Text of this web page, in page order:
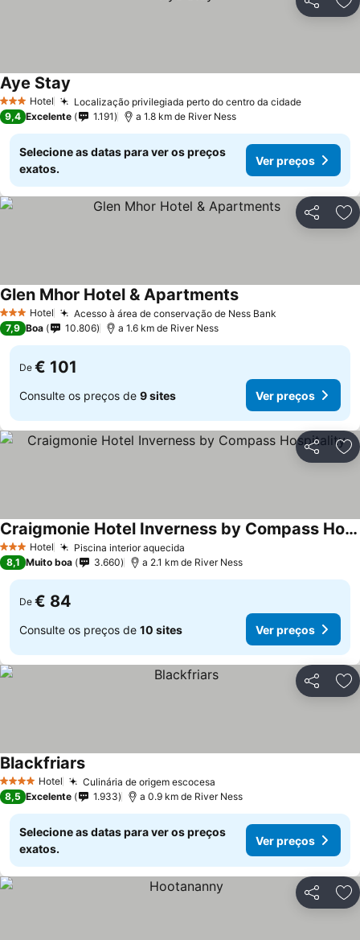
Partilhar
3 EstrelasHotel Localização privilegiada perto do centro da cidade
Aye Stay
9,4 Excelente 1.191 a 1.8 km de River Ness
Selecione as datas para ver os preços
exatos.
Ver preços
Partilhar
3 EstrelasHotel Acesso à área de conservação de Ness Bank
Glen Mhor Hotel & Apartments
7,9 Boa 10.806 a 1.6 km de River Ness
De € 101
Consulte os preços de 9 sites Ver preços
Partilhar
3 EstrelasHotel Piscina interior aquecida
Craigmonie Hotel Inverness by Compass Hospitality
8,1 Muito boa 3.660 a 2.1 km de River Ness
De € 84
Consulte os preços de 10 sites Ver preços
Partilhar
4 EstrelasHotel Culinária de origem escocesa
Blackfriars
8,5 Excelente 1.933 a 0.9 km de River Ness
Selecione as datas para ver os preços
exatos.
Ver preços
Partilhar